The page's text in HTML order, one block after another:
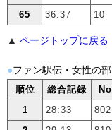
65
36:37 10
▲ ページトップに戻る
●ファン駅伝・女性の部
順位 総合記録 No
1
28:33 802